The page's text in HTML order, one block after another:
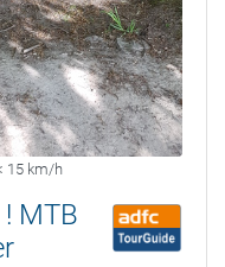
15 km/h
! MTB